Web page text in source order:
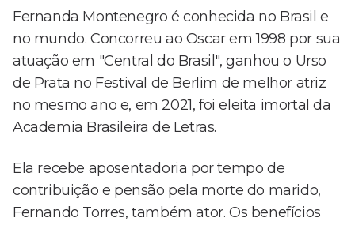
Fernanda Montenegro é conhecida no Brasil e
no mundo. Concorreu ao Oscar em 1998 por sua
atuação em "Central do Brasil", ganhou o Urso
de Prata no Festival de Berlim de melhor atriz
no mesmo ano e, em 2021, foi eleita imortal da
Academia Brasileira de Letras.
Ela recebe aposentadoria por tempo de
contribuição e pensão pela morte do marido,
Fernando Torres, também ator. Os benefícios